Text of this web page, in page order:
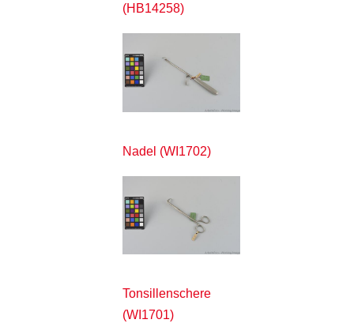
(HB14258)
Nadel (WI1702)
Tonsillenschere
(WI1701)